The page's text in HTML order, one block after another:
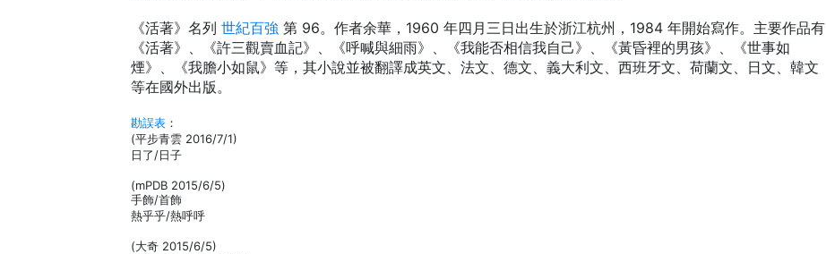
《活著》名列 世紀百強第 96。作者余華，1960 年四月三日出生於浙江杭州，1984 年開始寫作。主要作品有
《活著》、《許三觀賣血記》、《呼喊與細雨》、《我能否相信我自己》、《黃昏裡的男孩》、《世事如
煙》、《我膽小如鼠》等，其小說並被翻譯成英文、法文、德文、義大利文、西班牙文、荷蘭文、日文、韓文
等在國外出版。
勘誤表 ：
(平步青雲 2016/7/1)
日了/日子
(mPDB 2015/6/5)
手飾/首飾
熱乎乎/熱呼呼
(大奇 2015/6/5)